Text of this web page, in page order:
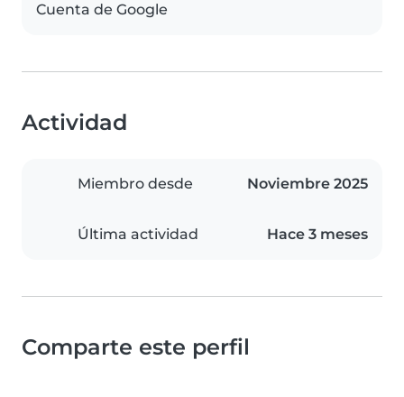
Cuenta de Google
Actividad
Miembro desde Noviembre 2025
Última actividad Hace 3 meses
Comparte este perfil